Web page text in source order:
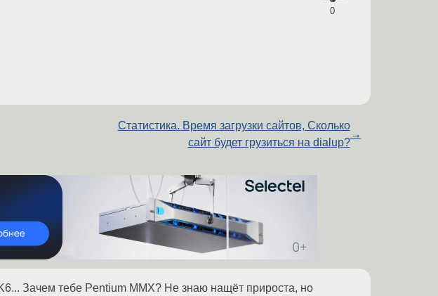
0
Статистика. Время загрузки сайтов, Сколько
сайт будет грузиться на dialup?
→
Зачем тебе Pentium MMX? Не знаю нащёт прироста, но